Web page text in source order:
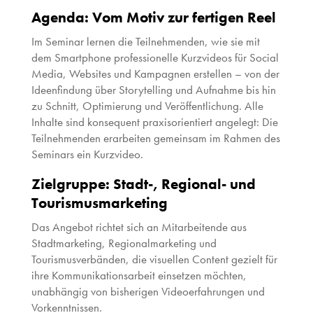
Agenda: Vom Motiv zur fertigen Reel
Im Seminar lernen die Teilnehmenden, wie sie mit
dem Smartphone professionelle Kurzvideos für Social
Media, Websites und Kampagnen erstellen – von der
Ideenfindung über Storytelling und Aufnahme bis hin
zu Schnitt, Optimierung und Veröffentlichung. Alle
Inhalte sind konsequent praxisorientiert angelegt: Die
Teilnehmenden erarbeiten gemeinsam im Rahmen des
Seminars ein Kurzvideo.
Zielgruppe: Stadt-, Regional- und
Tourismusmarketing
Das Angebot richtet sich an Mitarbeitende aus
Stadtmarketing, Regionalmarketing und
Tourismusverbänden, die visuellen Content gezielt für
ihre Kommunikationsarbeit einsetzen möchten,
unabhängig von bisherigen Videoerfahrungen und
Vorkenntnissen.